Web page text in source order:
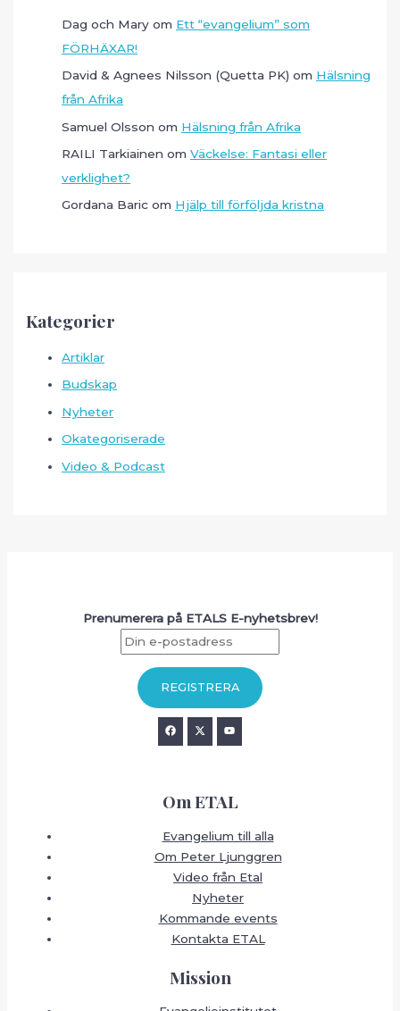
Dag och Mary om Ett “evangelium” som
FÖRHÄXAR!
David & Agnees Nilsson (Quetta PK) om Hälsning
från Afrika
Samuel Olsson om Hälsning från Afrika
RAILI Tarkiainen omVäckelse: Fantasi eller
verklighet?
Gordana Baric om Hjälp till förföljda kristna
Kategorier
Artiklar
Budskap
Nyheter
Okategoriserade
Video & Podcast
Prenumerera på ETALS E-nyhetsbrev!
Om ETAL
Evangelium till alla
Om Peter Ljunggren
Video från Etal
Nyheter
Kommande events
Kontakta ETAL
Mission